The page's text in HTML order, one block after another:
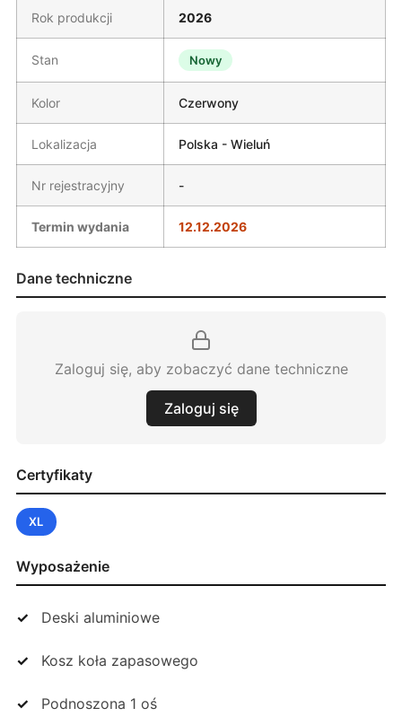
Rok produkcji 2026
Stan Nowy
Kolor Czerwony
Lokalizacja Polska - Wieluń
Nr rejestracyjny -
Termin wydania 12.12.2026
Dane techniczne
Zaloguj się, aby zobaczyć dane techniczne
Zaloguj się
Certyfikaty
XL
Wyposażenie
Deski aluminiowe
Kosz koła zapasowego
Podnoszona 1 oś